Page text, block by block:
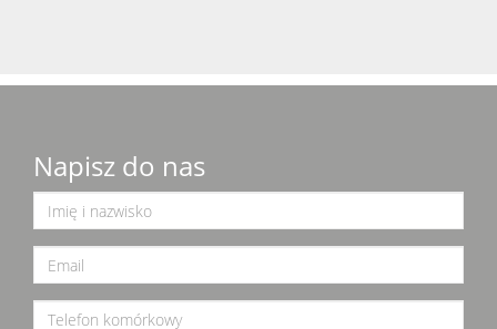
Napisz do nas